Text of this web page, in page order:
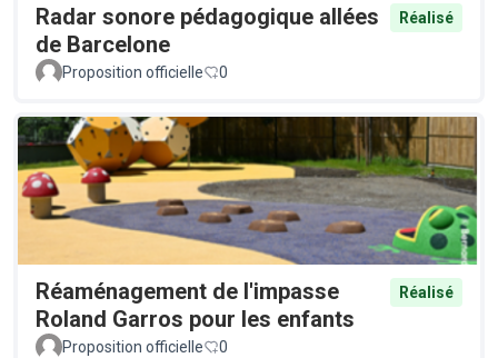
Radar sonore pédagogique allées
de Barcelone
Réalisé
Proposition officielle 0
Réaménagement de l'impasse
Roland Garros pour les enfants
Réalisé
Proposition officielle 0